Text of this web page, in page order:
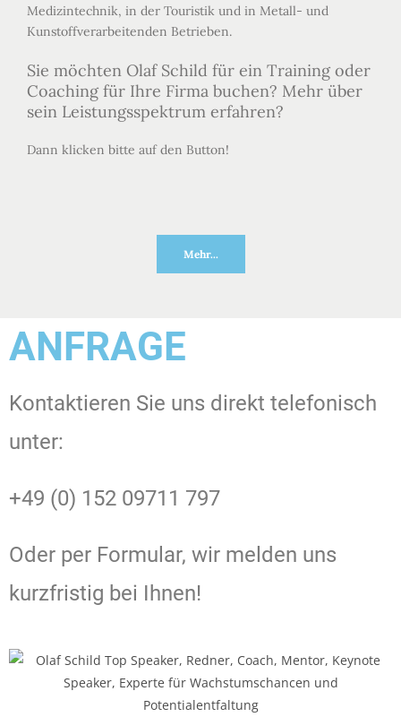
Medizintechnik, in der Touristik und in Metall- und
Kunstoffverarbeitenden Betrieben.
Sie möchten Olaf Schild für ein Training oder
Coaching für Ihre Firma buchen? Mehr über
sein Leistungsspektrum erfahren?
Dann klicken bitte auf den Button!
Mehr...
ANFRAGE
Kontaktieren Sie uns direkt telefonisch
unter:
+49 (0) 152 09711 797
Oder per Formular, wir melden uns
kurzfristig bei Ihnen!